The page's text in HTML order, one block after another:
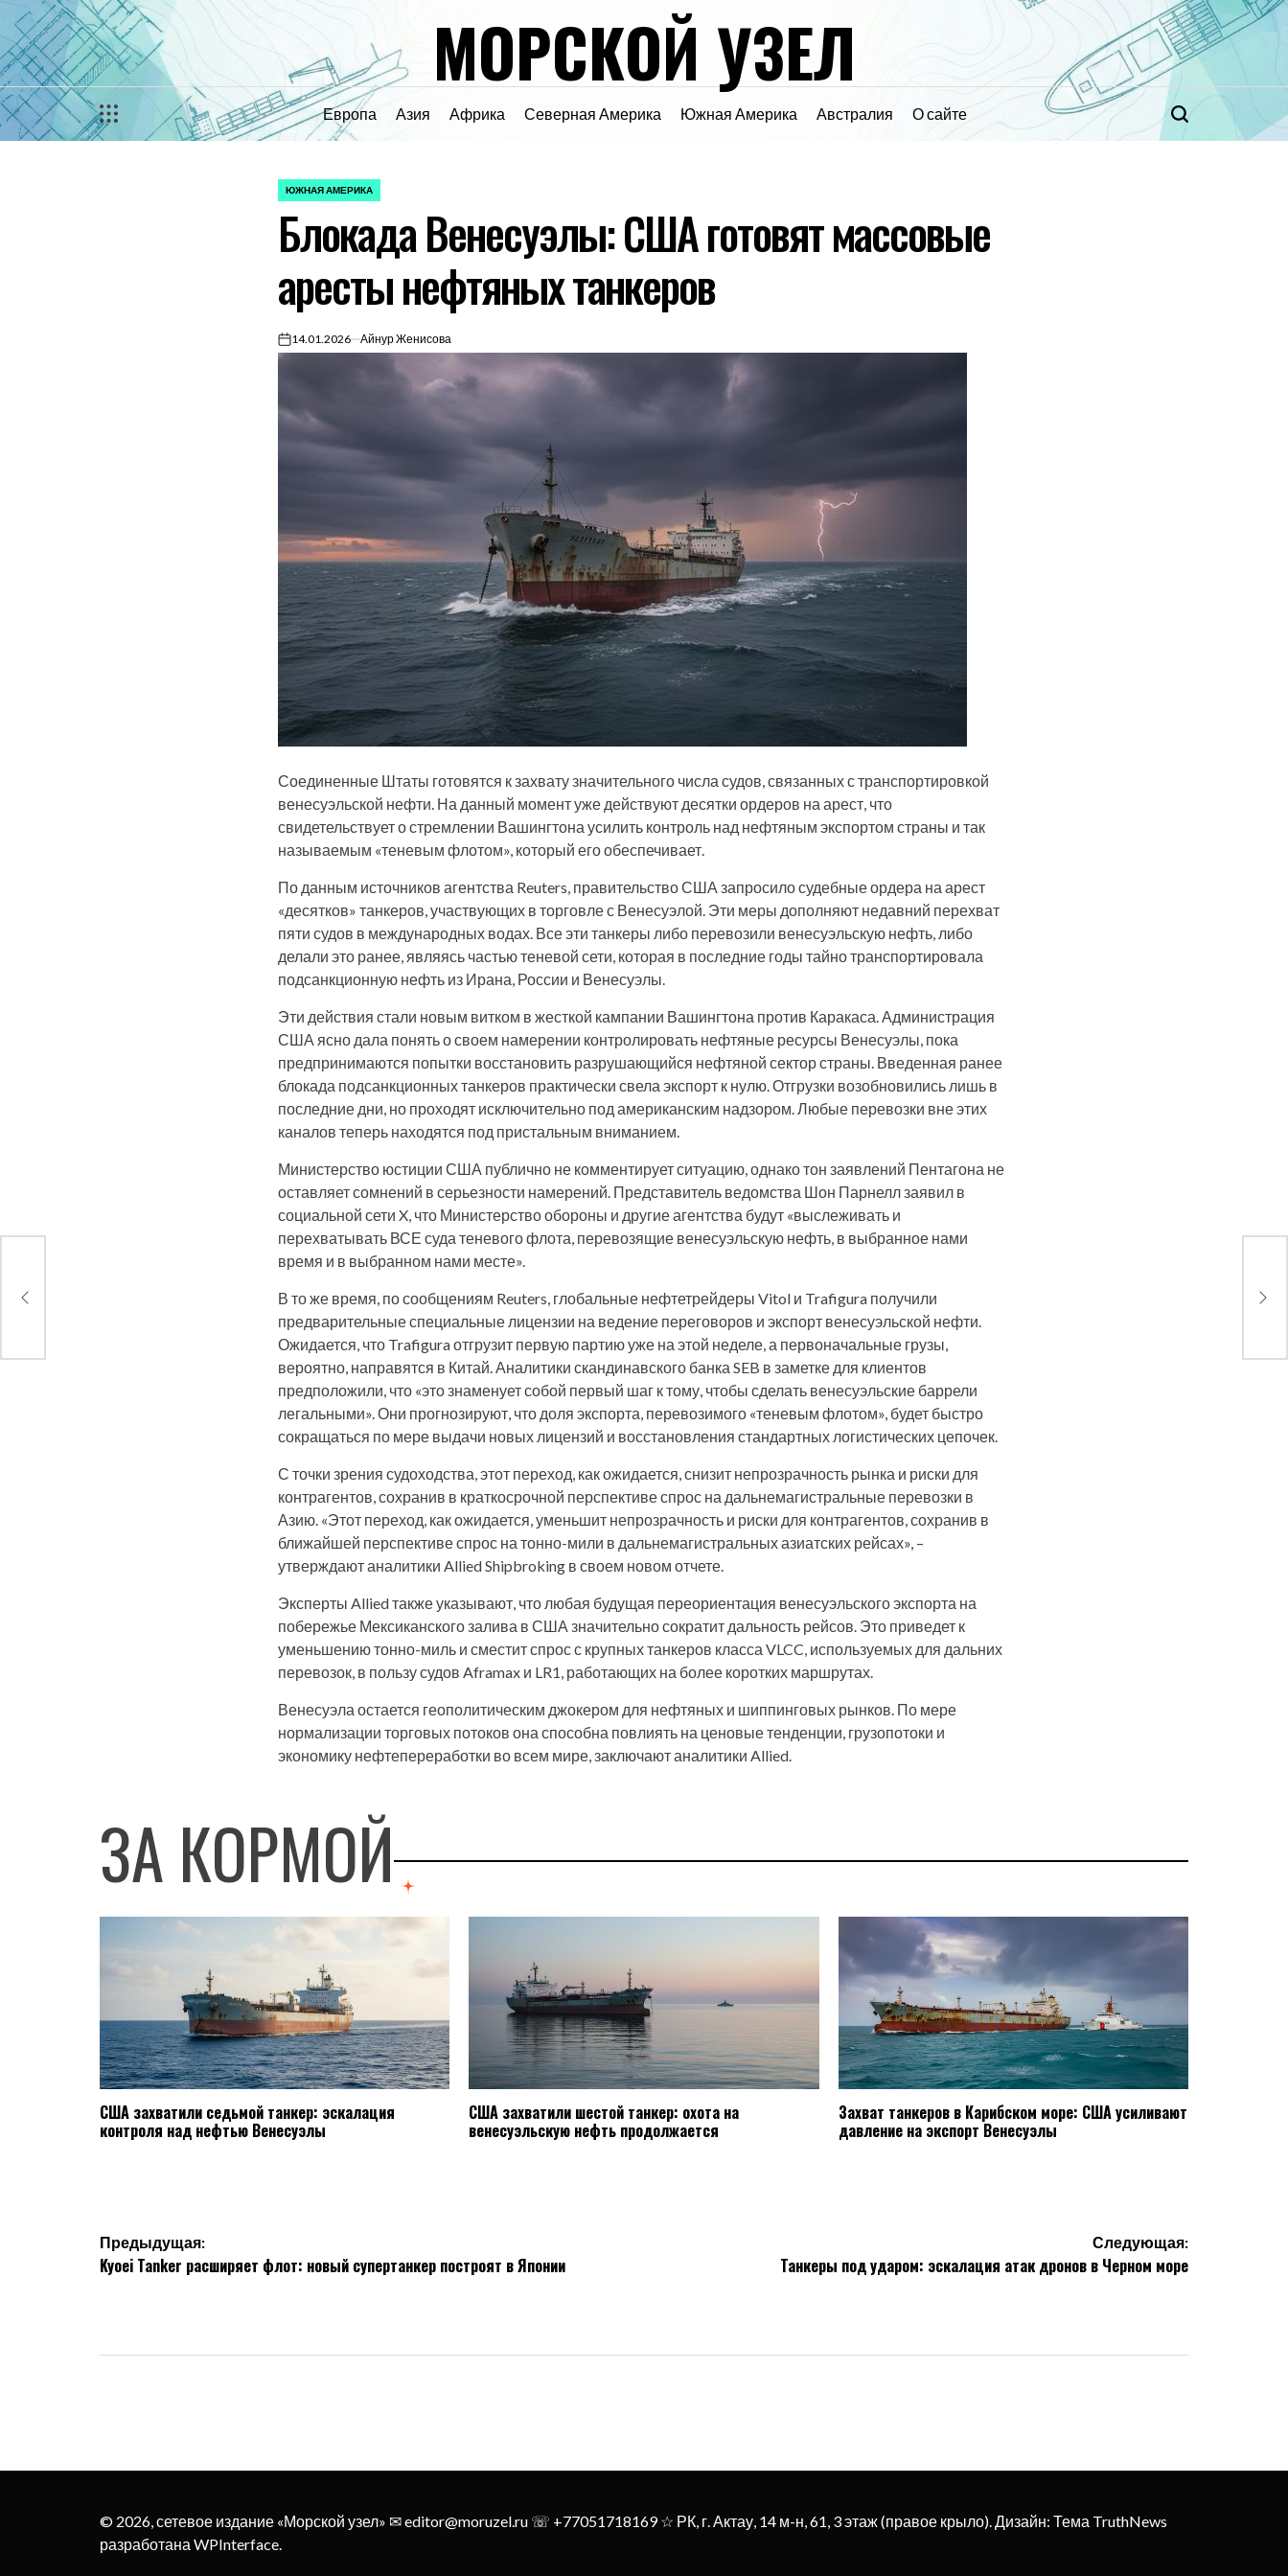
Перейти
содержимому
МОРСКОЙ УЗЕЛ
Европа Азия Африка Северная Америка Южная Америка Австралия О сайте Поиск
ОПУБЛИКОВАНО
В
ЮЖНАЯ АМЕРИКА
Блокада Венесуэлы: США готовят массовые
аресты нефтяных танкеров
on14.01.2026 Айнур Женисова
Соединенные Штаты готовятся к захвату значительного числа судов, связанных с транспортировкой
венесуэльской нефти. На данный момент уже действуют десятки ордеров на арест, что
свидетельствует о стремлении Вашингтона усилить контроль над нефтяным экспортом страны и так
называемым «теневым флотом», который его обеспечивает.
По данным источников агентства Reuters, правительство США запросило судебные ордера на арест
«десятков» танкеров, участвующих в торговле с Венесуэлой. Эти меры дополняют недавний перехват
пяти судов в международных водах. Все эти танкеры либо перевозили венесуэльскую нефть, либо
делали это ранее, являясь частью теневой сети, которая в последние годы тайно транспортировала
подсанкционную нефть из Ирана, России и Венесуэлы.
Эти действия стали новым витком в жесткой кампании Вашингтона против Каракаса. Администрация
США ясно дала понять о своем намерении контролировать нефтяные ресурсы Венесуэлы, пока
предпринимаются попытки восстановить разрушающийся нефтяной сектор страны. Введенная ранее
блокада подсанкционных танкеров практически свела экспорт к нулю. Отгрузки возобновились лишь в
последние дни, но проходят исключительно под американским надзором. Любые перевозки вне этих
каналов теперь находятся под пристальным вниманием.
Министерство юстиции США публично не комментирует ситуацию, однако тон заявлений Пентагона не
оставляет сомнений в серьезности намерений. Представитель ведомства Шон Парнелл заявил в
социальной сети X, что Министерство обороны и другие агентства будут «выслеживать и
перехватывать ВСЕ суда теневого флота, перевозящие венесуэльскую нефть, в выбранное нами
время и в выбранном нами месте».
В то же время, по сообщениям Reuters, глобальные нефтетрейдеры Vitol и Trafigura получили
предварительные специальные лицензии на ведение переговоров и экспорт венесуэльской нефти.
Ожидается, что Trafigura отгрузит первую партию уже на этой неделе, а первоначальные грузы,
вероятно, направятся в Китай. Аналитики скандинавского банка SEB в заметке для клиентов
предположили, что «это знаменует собой первый шаг к тому, чтобы сделать венесуэльские баррели
легальными». Они прогнозируют, что доля экспорта, перевозимого «теневым флотом», будет быстро
сокращаться по мере выдачи новых лицензий и восстановления стандартных логистических цепочек.
С точки зрения судоходства, этот переход, как ожидается, снизит непрозрачность рынка и риски для
контрагентов, сохранив в краткосрочной перспективе спрос на дальнемагистральные перевозки в
Азию. «Этот переход, как ожидается, уменьшит непрозрачность и риски для контрагентов, сохранив в
ближайшей перспективе спрос на тонно-мили в дальнемагистральных азиатских рейсах», –
утверждают аналитики Allied Shipbroking в своем новом отчете.
Эксперты Allied также указывают, что любая будущая переориентация венесуэльского экспорта на
побережье Мексиканского залива в США значительно сократит дальность рейсов. Это приведет к
уменьшению тонно-миль и сместит спрос с крупных танкеров класса VLCC, используемых для дальних
перевозок, в пользу судов Aframax и LR1, работающих на более коротких маршрутах.
Венесуэла остается геополитическим джокером для нефтяных и шиппинговых рынков. По мере
нормализации торговых потоков она способна повлиять на ценовые тенденции, грузопотоки и
экономику нефтепереработки во всем мире, заключают аналитики Allied.
ЗА КОРМОЙ
США захватили седьмой танкер: эскалация
контроля над нефтью Венесуэлы
США захватили шестой танкер: охота на
венесуэльскую нефть продолжается
Захват танкеров в Карибском море: США усиливают
давление на экспорт Венесуэлы
Навигация
Предыдущая:
Kyoei Tanker расширяет флот: новый супертанкер построят в Японии
Следующая:
Танкеры под ударом: эскалация атак дронов в Черном море
© 2026, сетевое издание «Морской узел» ✉︎ editor@moruzel.ru ☏ +77051718169 ☆ РК, г. Актау, 14 м-н, 61, 3 этаж (правое крыло). Дизайн: Тема TruthNews
разработанаWPInterface.